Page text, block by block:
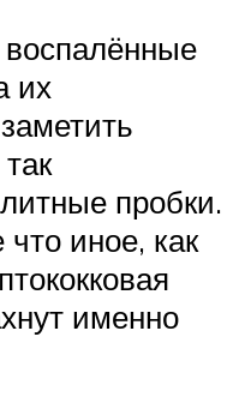
их
пробки.
иное, как
именно